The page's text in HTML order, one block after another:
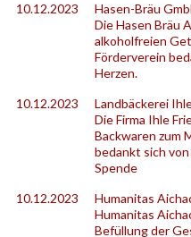
10.12.2023
Hasen-Bräu
Die Hasen Bräu
alkoholfreien
Förderverein
Herzen.
10.12.2023
Landbäckerei
Die Firma Ihle
Backwaren zum
bedankt sich von
Spende
10.12.2023
Humanitas
Humanitas
Befüllung der